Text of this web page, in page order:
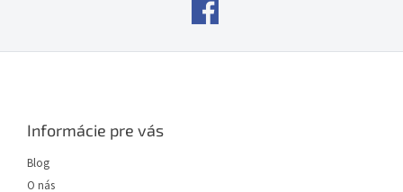
Informácie pre vás
Blog
O nás